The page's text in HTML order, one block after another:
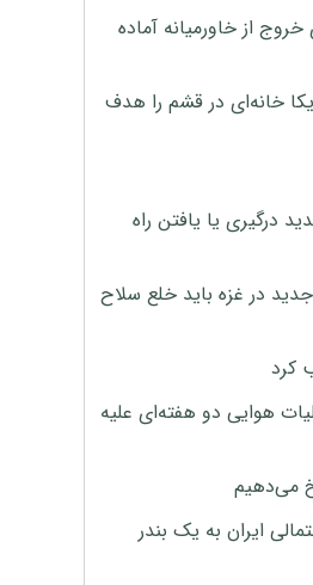
از خاورمیانه آماده
۲۰۰۰ پوندی آمریکا خانه‌ای در قشم را هدف
درگیری یا یافتن راه
در غزه باید خلع سلاح
کرد
هوایی دو هفته‌ای علیه
می‌دهیم
ایران به یک بندر